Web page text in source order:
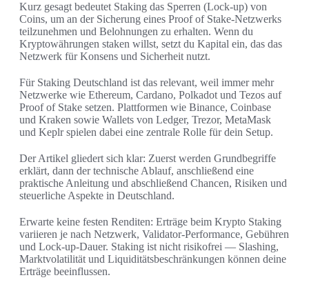
Kurz gesagt bedeutet Staking das Sperren (Lock-up) von
Coins, um an der Sicherung eines Proof of Stake‑Netzwerks
teilzunehmen und Belohnungen zu erhalten. Wenn du
Kryptowährungen staken willst, setzt du Kapital ein, das das
Netzwerk für Konsens und Sicherheit nutzt.
Für Staking Deutschland ist das relevant, weil immer mehr
Netzwerke wie Ethereum, Cardano, Polkadot und Tezos auf
Proof of Stake setzen. Plattformen wie Binance, Coinbase
und Kraken sowie Wallets von Ledger, Trezor, MetaMask
und Keplr spielen dabei eine zentrale Rolle für dein Setup.
Der Artikel gliedert sich klar: Zuerst werden Grundbegriffe
erklärt, dann der technische Ablauf, anschließend eine
praktische Anleitung und abschließend Chancen, Risiken und
steuerliche Aspekte in Deutschland.
Erwarte keine festen Renditen: Erträge beim Krypto Staking
variieren je nach Netzwerk, Validator‑Performance, Gebühren
und Lock‑up‑Dauer. Staking ist nicht risikofrei — Slashing,
Marktvolatilität und Liquiditätsbeschränkungen können deine
Erträge beeinflussen.